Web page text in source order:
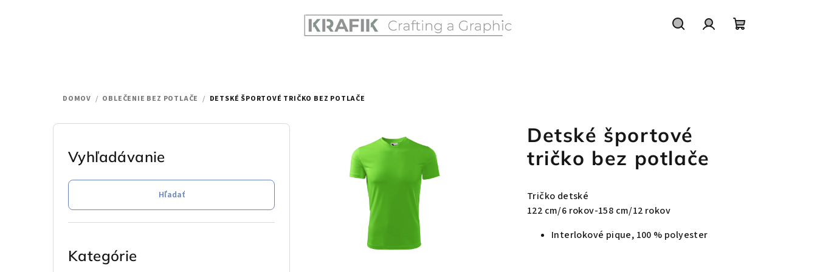
DOMOV / OBLEČENIE BEZ POTLAČE / DETSKÉ ŠPORTOVÉ TRIČKO BEZ POTLAČE
B
Vyhľadávanie
Hľadať
Kategórie
Detské športové
tričko bez potlače
Tričko detské
122 cm/6 rokov-158 cm/12 rokov
Interlokové pique, 100 % polyester